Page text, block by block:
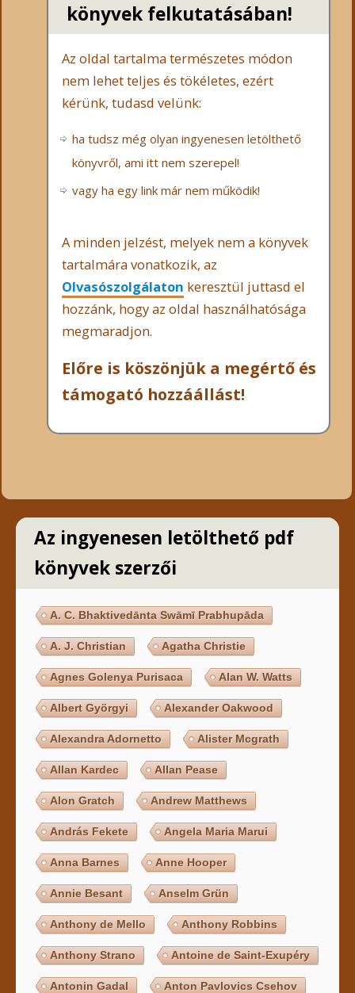
könyvek felkutatásában!
Az oldal tartalma természetes módon
nem lehet teljes és tökéletes, ezért
kérünk, tudasd velünk:
ha tudsz még olyan ingyenesen letölthető
könyvről, ami itt nem szerepel!
vagy ha egy link már nem működik!
A minden jelzést, melyek nem a könyvek
tartalmára vonatkozik, az
Olvasószolgálaton keresztül juttasd el
hozzánk, hogy az oldal használhatósága
megmaradjon.
Előre is köszönjük a megértő és
támogató hozzáállást!
Az ingyenesen letölthető pdf
könyvek szerzői
A. C. Bhaktivedānta Swāmī Prabhupāda
A. J. Christian Agatha Christie
Agnes Golenya Purisaca Alan W. Watts
Albert Györgyi Alexander Oakwood
Alexandra Adornetto Alister Mcgrath
Allan Kardec Allan Pease
Alon Gratch Andrew Matthews
András Fekete Angela Maria Marui
Anna Barnes Anne Hooper
Annie Besant Anselm Grün
Anthony de Mello Anthony Robbins
Anthony Strano Antoine de Saint-Exupéry
Antonin Gadal Anton Pavlovics Csehov